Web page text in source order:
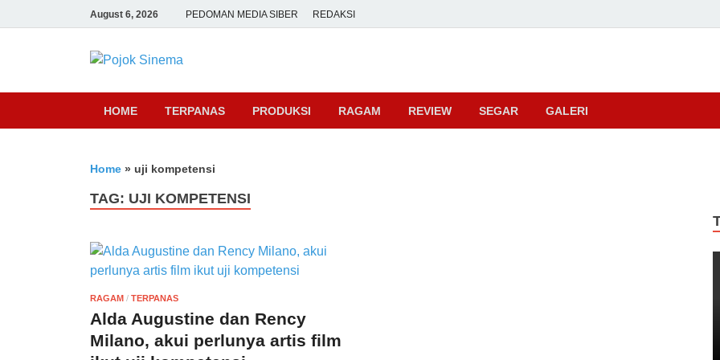
August 6, 2026 PEDOMAN MEDIA SIBER REDAKSI
Pojok Sinema
HOME TERPANAS PRODUKSI RAGAM REVIEW SEGAR GALERI
Home » uji kompetensi
TAG: UJI KOMPETENSI
RAGAM / TERPANAS
Alda Augustine dan Rency
Milano, akui perlunya artis film